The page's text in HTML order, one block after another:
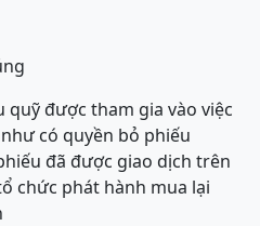
được tham gia vào việc
có quyền bỏ phiếu
đã được giao dịch trên
chức phát hành mua lại